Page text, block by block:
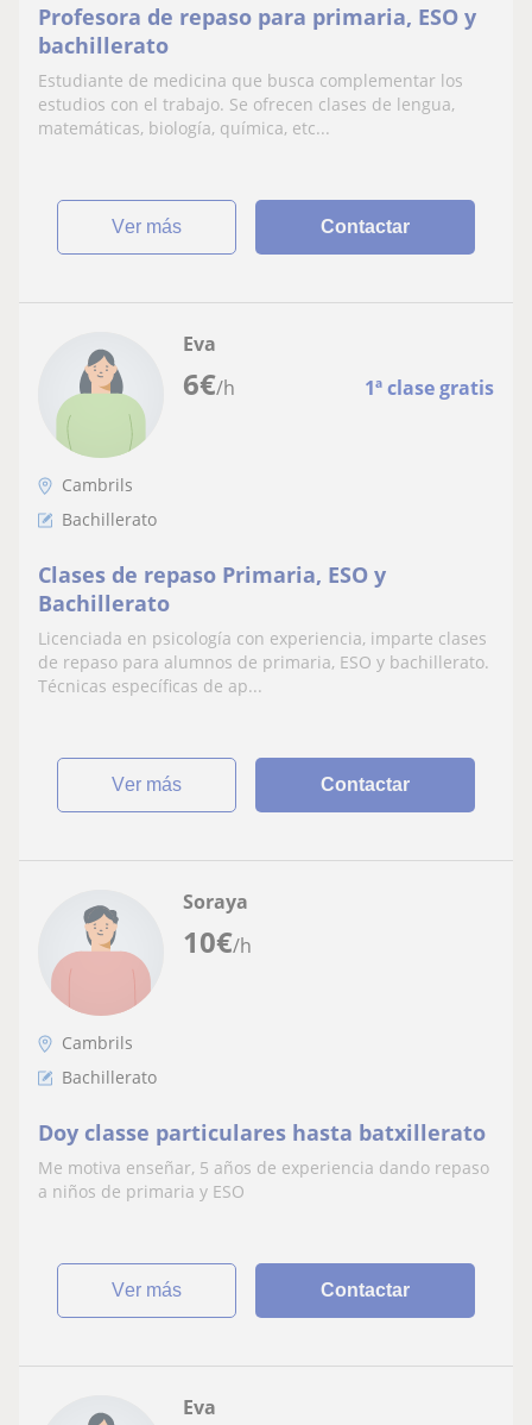
Profesora de repaso para primaria, ESO y
bachillerato
Estudiante de medicina que busca complementar los
estudios con el trabajo. Se ofrecen clases de lengua,
matemáticas, biología, química, etc...
ver más Contactar
6€/h 1ª clase gratis
Eva
Cambrils
Bachillerato
Clases de repaso Primaria, ESO y
Bachillerato
Licenciada en psicología con experiencia, imparte clases
de repaso para alumnos de primaria, ESO y bachillerato.
Técnicas específicas de ap...
ver más Contactar
10€/h
Soraya
Cambrils
Bachillerato
Doy classe particulares hasta batxillerato
Me motiva enseñar, 5 años de experiencia dando repaso
a niños de primaria y ESO
ver más Contactar
Eva